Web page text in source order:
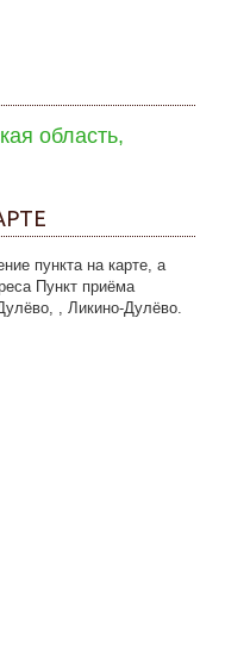
область,
пункта на карте, а
Пункт приёма
, Ликино-Дулёво.